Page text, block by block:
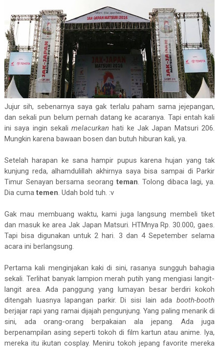
Jujur sih, sebenarnya saya gak terlalu paham sama jejepangan,
dan sekali pun belum pernah datang ke acaranya. Tapi entah kali
ini saya ingin sekalimelacurkan hati ke Jak Japan Matsuri 206.
Mungkin karena bawaan bosen dan butuh hiburan kali, ya.
Setelah harapan ke sana hampir pupus karena hujan yang tak
kunjung reda, alhamdulillah akhirnya saya bisa sampai di Parkir
Timur Senayan bersama seorang teman. Tolong dibaca lagi, ya.
Dia cuma temen. Udah bold tuh. :v
Gak mau membuang waktu, kami juga langsung membeli tiket
dan masuk ke area Jak Japan Matsuri. HTMnya Rp. 30.000, gaes.
Tapi bisa digunakan untuk 2 hari. 3 dan 4 Sepetember selama
acara ini berlangsung.
Pertama kali menginjakan kaki di sini, rasanya sungguh bahagia
sekali. Terlihat banyak lampion merah putih yang mengiasi langit-
langit area. Ada panggung yang lumayan besar berdiri kokoh
ditengah luasnya lapangan parkir. Di sisi lain adabooth-booth
berjajar rapi yang ramai dijajah pengunjung. Yang paling menarik di
sini, ada orang-orang berpakaian ala jepang. Ada juga
berpenampilan asing seperti tokoh di film kartun atau anime. Iya,
mereka itu ikutan cosplay. Meniru tokoh jepang favorite mereka